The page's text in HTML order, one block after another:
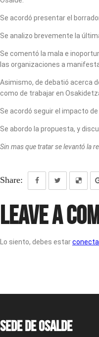
Se acordó presentar el
Se analizo brevemente la
Se comentó la mala e
las organizaciones a
Asimismo, de debatió acerca
como de trabajar en
Se acordó seguir el impacto
Se abordo la propuesta, y
Sin mas que tratar se levantó la
Share:
Leave a
Lo siento, debes estar
Sede de OSALDE